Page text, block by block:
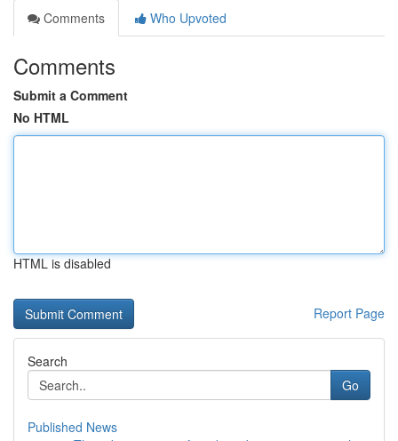
Comments
Who Upvoted
Comments
Submit a Comment
No HTML
HTML is disabled
Report Page
Search
Go
Published News